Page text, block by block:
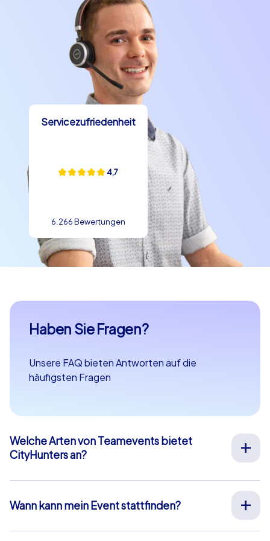
dieser niederländischen Stadt verzaubern und genießen
Sie ein einzigartiges Teambuilding-Erlebnis, das Sie und
Ihr Team noch lange in Erinnerung behalten werden.
Kontaktieren Sie uns noch heute, um Ihr Teamevent in
Amersfoort zu planen und erleben Sie, wie CityHunters
Ihre Veranstaltung zu einem unvergesslichen Erlebnis
macht. Wir freuen uns darauf, Sie und Ihr Team in
Amersfoort willkommen zu heißen und gemeinsam mit
Ihnen ein unvergessliches Abenteuer zu erleben!
Servicezufriedenheit
4,7
6.266 Bewertungen
Haben Sie Fragen?
Unsere FAQ bieten Antworten auf die
häufigsten Fragen
Welche Arten von Teamevents bietet
CityHunters an?
Teambuilding, Betriebsausflüge, Weihnachtsfeiern und
mehr an Ihrem Wunschort in ganz Europa an. Unsere
Events werden von erfahrenen Guides durchgeführt,
Wann kann mein Event stattfinden?
Wir organisieren unsere Teamevents für Sie an Ihrem
Wunschtermin an 365 Tagen im Jahr. Wenn Sie erfahren